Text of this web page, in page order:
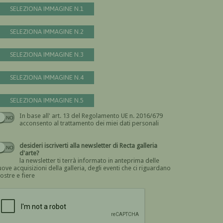
SELEZIONA IMMAGINE N.1
SELEZIONA IMMAGINE N.2
SELEZIONA IMMAGINE N.3
SELEZIONA IMMAGINE N.4
SELEZIONA IMMAGINE N.5
In base all' art. 13 del Regolamento UE n. 2016/679
acconsento al trattamento dei miei dati personali
Devi dare il consenso
desideri iscriverti alla newsletter di Recta galleria
d'arte?
la newsletter ti terrà informato in anteprima delle
acquisizioni della galleria, degli eventi che ci riguardano
e fiere